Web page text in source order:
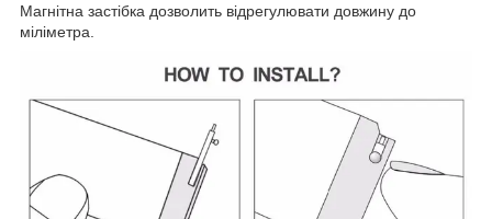
Магнітна застібка дозволить відрегулювати довжину до
міліметра.